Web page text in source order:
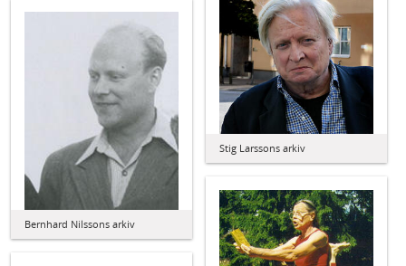
Stig Larssons arkiv
Bernhard Nilssons arkiv